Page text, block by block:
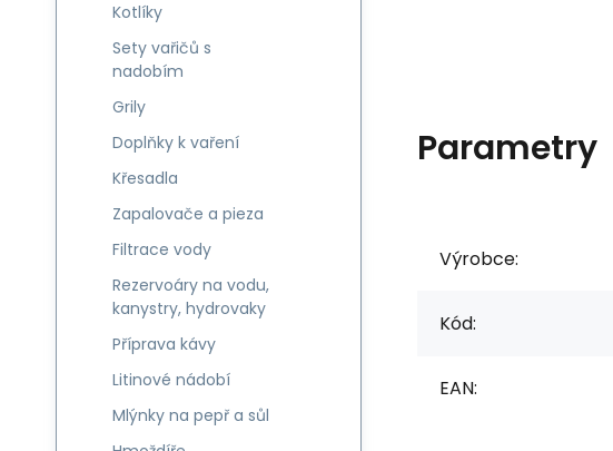
Parametry
Výrobce:
Kód:
EAN:
Kotlíky
Sety vařičů s
nadobím
Grily
Doplňky k vaření
Křesadla
Zapalovače a pieza
Filtrace vody
Rezervoáry na vodu,
kanystry, hydrovaky
Příprava kávy
Litinové nádobí
Mlýnky na pepř a sůl